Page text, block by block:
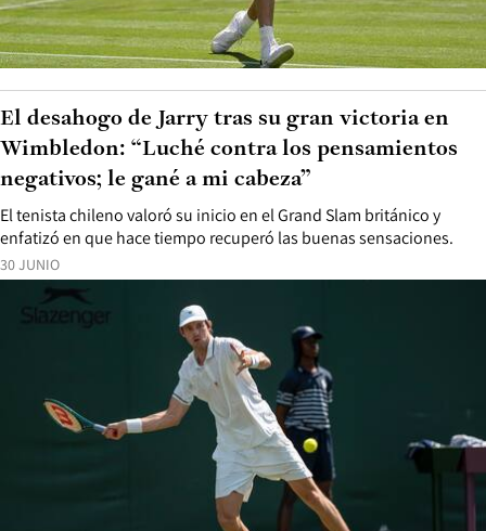
30 JUNIO
El tenista chileno valoró su inicio en el Grand Slam británico y
enfatizó en que hace tiempo recuperó las buenas sensaciones.
El desahogo de Jarry tras su gran victoria en
Wimbledon: “Luché contra los pensamientos
negativos; le gané a mi cabeza”